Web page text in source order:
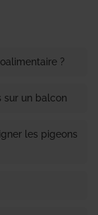
?
sur un balcon
les pigeons